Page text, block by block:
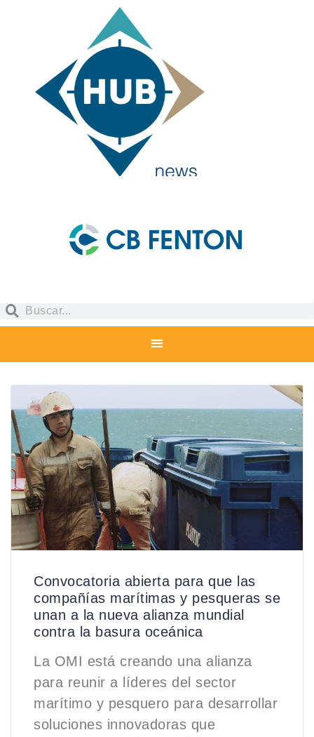
Convocatoria abierta para que las
compañías marítimas y pesqueras se
unan a la nueva alianza mundial
contra la basura oceánica
La OMI está creando una alianza
para reunir a líderes del sector
marítimo y pesquero para desarrollar
soluciones innovadoras que